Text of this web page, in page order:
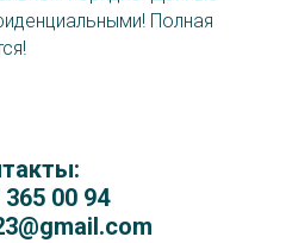
Полная
365 00 94